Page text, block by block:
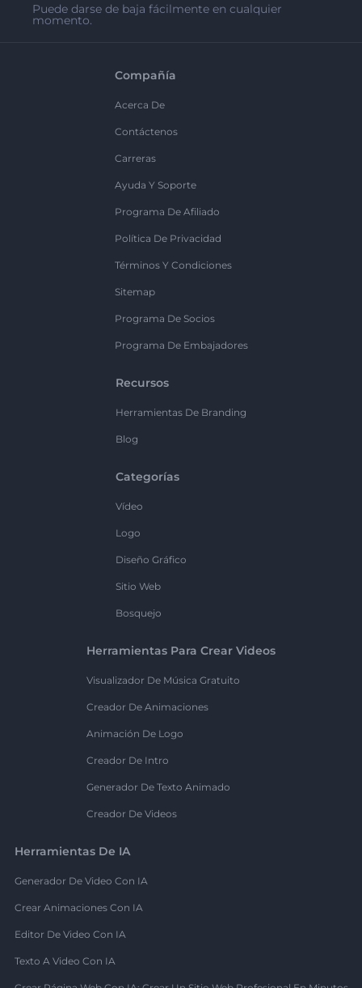
Puede darse de baja fácilmente en cualquier
momento.
Compañía
Acerca De
Contáctenos
Carreras
Ayuda Y Soporte
Programa De Afiliado
Política De Privacidad
Términos Y Condiciones
Sitemap
Programa De Socios
Programa De Embajadores
Recursos
Herramientas De Branding
Blog
Categorías
Vídeo
Logo
Diseño Gráfico
Sitio Web
Bosquejo
Herramientas Para Crear Videos
Visualizador De Música Gratuito
Creador De Animaciones
Animación De Logo
Creador De Intro
Generador De Texto Animado
Creador De Videos
Herramientas De IA
Generador De Video Con IA
Crear Animaciones Con IA
Editor De Video Con IA
Texto A Video Con IA